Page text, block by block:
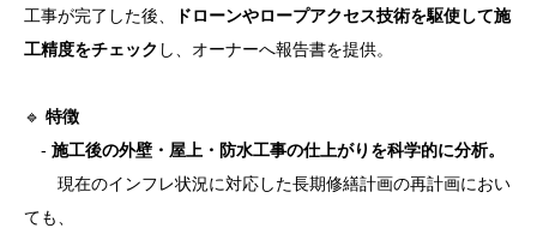
工事が完了した後、
ドローンやロープアクセス技術を駆使して施
工精度をチェック し、オーナーへ報告書を提供。
🔹 特徴
- 施工後の外壁・屋上・防水工事の仕上がりを科学的に分析。
現在のインフレ状況に対応した長期修繕計画の再計画におい
ても、